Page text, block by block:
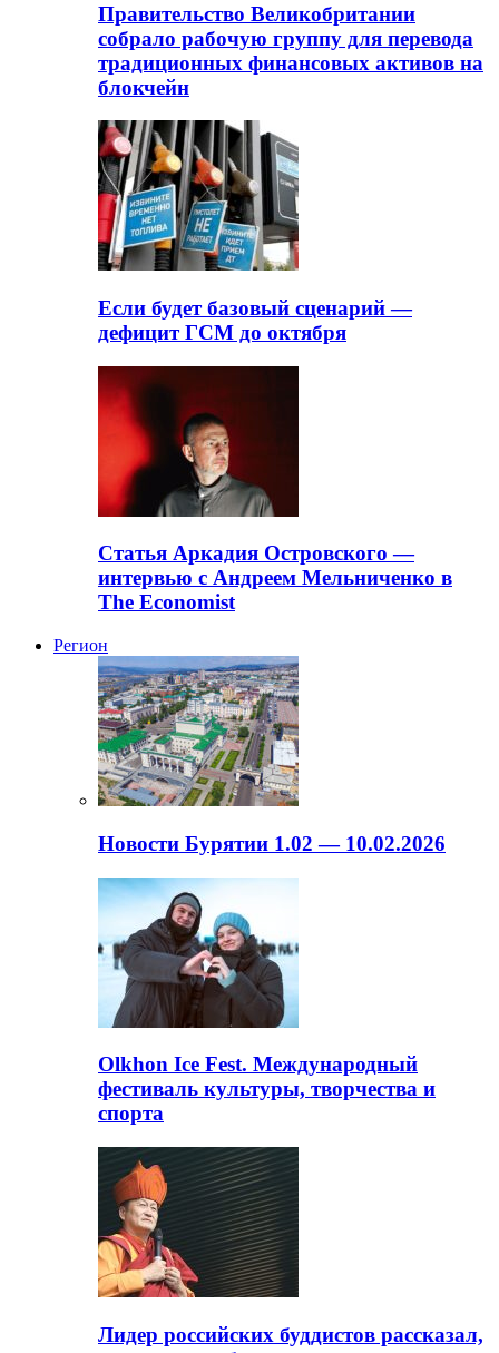
Правительство Великобритании
собрало рабочую группу для перевода
традиционных финансовых активов на
блокчейн
Если будет базовый сценарий —
дефицит ГСМ до октября
Статья Аркадия Островского —
интервью с Андреем Мельниченко в
The Economist
Регион
Новости Бурятии 1.02 — 10.02.2026
Olkhon Ice Fest. Международный
фестиваль культуры, творчества и
спорта
Лидер российских буддистов рассказал,